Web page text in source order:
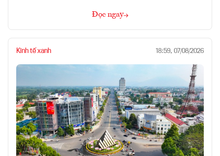
Đọc ngay
Kinh tế xanh 18:59, 07/08/2026